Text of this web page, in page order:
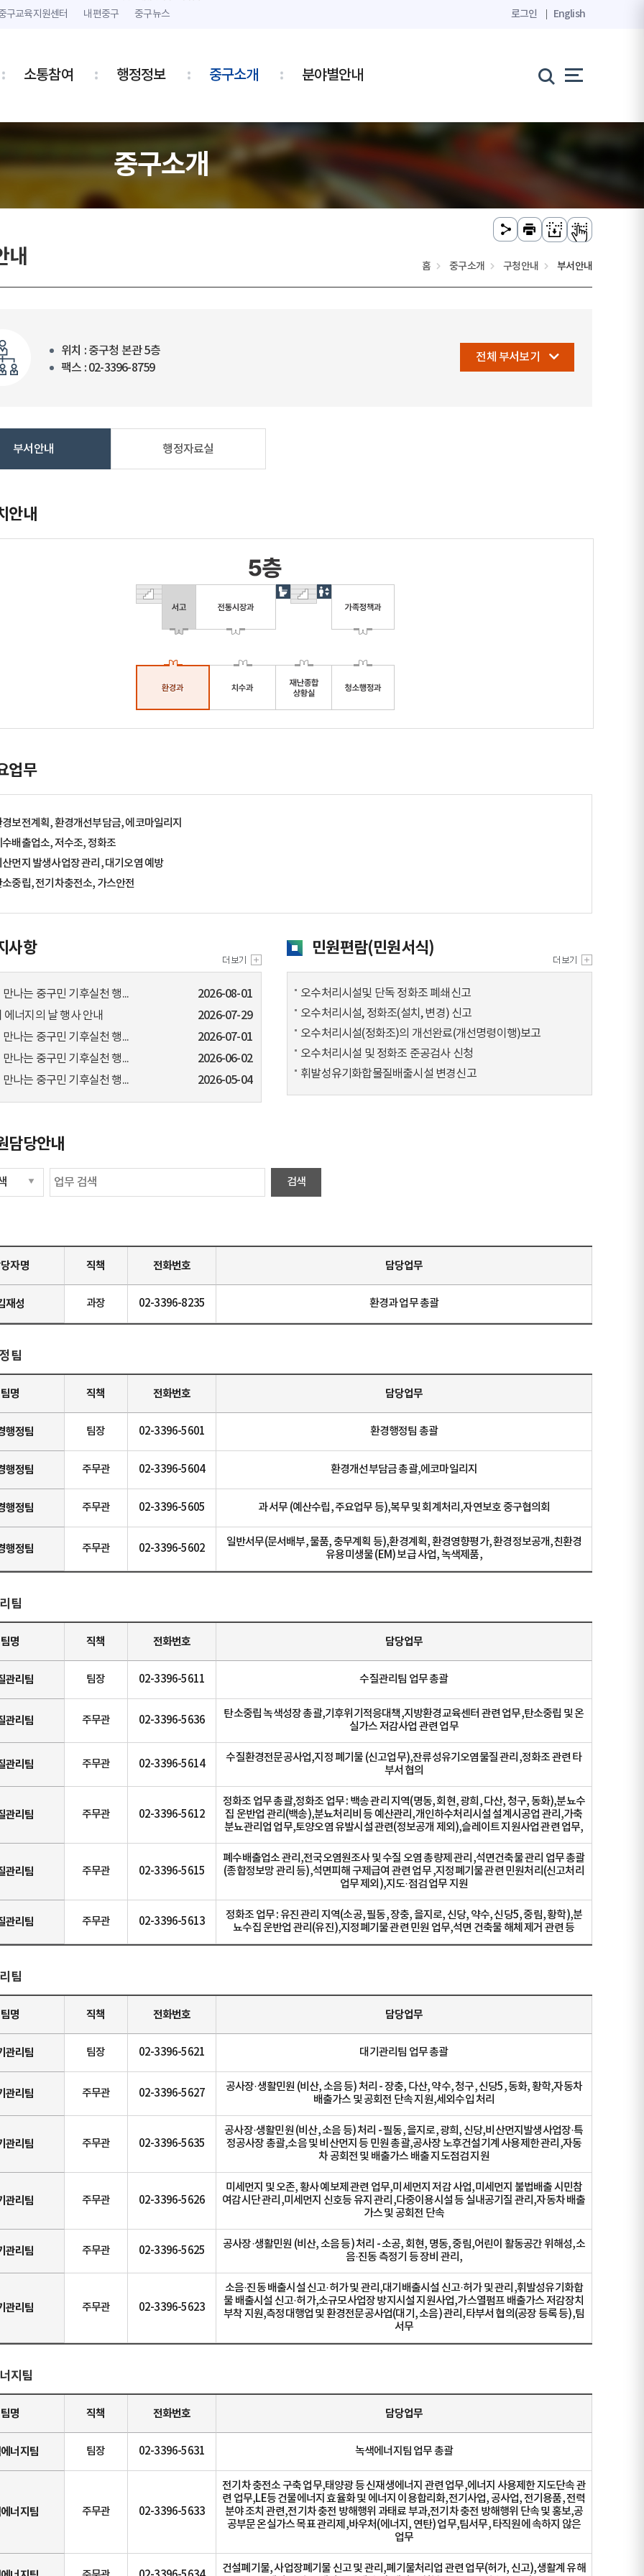
구교육지원센터 내편중구 중구뉴스 로그인 English
소통참여 행정정보 중구소개 분야별안내
중구소개
내 홈 중구소개 구청안내 부서안내
위치 : 중구청 본관 5층
팩스 : 02-3396-8759
전체 부서보기
부서안내 행정자료실
안내
업무
경보전계획, 환경개선부담금, 에코마일리지
수배출업소, 저수조, 정화조
산먼지 발생사업장 관리, 대기오염 예방
소중립, 전기차충전소, 가스안전
사항
나는 중구민 기후실천 행...
2026-08-01
에너지의 날 행사 안내
2026-07-29
나는 중구민 기후실천 행...
2026-07-01
나는 중구민 기후실천 행...
2026-06-02
나는 중구민 기후실천 행...
2026-05-04
민원편람(민원서식)
오수처리시설및 단독 정화조 폐쇄신고
오수처리시설, 정화조(설치, 변경) 신고
오수처리시설(정화조)의 개선완료(개선명령이행)보고
오수처리시설 및 정화조 준공검사 신청
휘발성유기화합물질배출시설 변경신고
담당안내
자명 직책 전화번호 담당업무
재성 과장 02-3396-8235 환경과 업무 총괄
팀
팀명 직책 전화번호 담당업무
행정팀 팀장 02-3396-5601 환경행정팀 총괄
행정팀 주무관 02-3396-5604 환경개선부담금 총괄,에코마일리지
행정팀 주무관 02-3396-5605 과 서무 (예산수립, 주요업무 등),복무 및 회계처리,자연보호 중구협의회
행정팀 주무관 02-3396-5602
일반서무(문서배부, 물품, 충무계획 등),환경계획, 환경영향평가, 환경정보공개,친환경
유용미생물 (EM) 보급 사업, 녹색제품,
팀
팀명 직책 전화번호 담당업무
관리팀 팀장 02-3396-5611 수질관리팀 업무 총괄
관리팀 주무관 02-3396-5636
탄소중립 녹색성장 총괄,기후위기적응대책,지방환경교육센터 관련 업무,탄소중립 및 온
실가스 저감사업 관련 업무
관리팀 주무관 02-3396-5614
수질환경전문공사업,지정 폐기물 (신고업무),잔류성유기오염물질 관리,정화조 관련 타
부서 협의
관리팀 주무관 02-3396-5612
정화조 업무 총괄,정화조 업무 : 백송 관리 지역(명동, 회현, 광희, 다산, 청구, 동화),분뇨수
집 운반업 관리(백송),분뇨처리비 등 예산관리,개인하수처리시설 설계시공업 관리,가축
분뇨관리업 업무,토양오염 유발시설 관련(정보공개 제외),슬레이트 지원사업 관련 업무,
관리팀 주무관 02-3396-5615
폐수배출업소 관리,전국오염원조사 및 수질 오염 총량제 관리,석면건축물 관리 업무 총괄
(종합정보망 관리 등),석면피해 구제급여 관련 업무 ,지정폐기물 관련 민원처리(신고처리
업무 제외),지도·점검 업무 지원
관리팀 주무관 02-3396-5613
정화조 업무 : 유진 관리 지역(소공, 필동, 장충, 을지로, 신당, 약수, 신당5, 중림, 황학),분
뇨수집 운반업 관리(유진),지정폐기물 관련 민원 업무,석면 건축물 해체 제거 관련 등
팀
팀명 직책 전화번호 담당업무
관리팀 팀장 02-3396-5621 대기관리팀 업무 총괄
관리팀 주무관 02-3396-5627
공사장·생활민원 (비산, 소음 등) 처리 - 장충, 다산, 약수, 청구, 신당5, 동화, 황학,자동차
배출가스 및 공회전 단속 지원,세외수입 처리
관리팀 주무관 02-3396-5635
공사장·생활민원 (비산, 소음 등) 처리 - 필동, 을지로, 광희, 신당,비산먼지발생사업장·특
정공사장 총괄,소음 및 비산먼지 등 민원 총괄,공사장 노후건설기계 사용제한 관리,자동
차 공회전 및 배출가스 배출 지도점검 지원
관리팀 주무관 02-3396-5626
미세먼지 및 오존, 황사 예보제 관련 업무,미세먼지 저감 사업,미세먼지 불법배출 시민참
여감시단 관리,미세먼지 신호등 유지 관리,다중이용시설 등 실내공기질 관리,자동차 배출
가스 및 공회전 단속
관리팀 주무관 02-3396-5625
공사장·생활민원 (비산, 소음 등) 처리 - 소공, 회현, 명동, 중림,어린이 활동공간 위해성,소
음·진동 측정기 등 장비 관리,
관리팀 주무관 02-3396-5623
소음·진동 배출시설 신고·허가 및 관리,대기배출시설 신고·허가 및 관리,휘발성유기화합
물 배출시설 신고·허가,소규모사업장 방지시설 지원사업,가스열펌프 배출가스 저감장치
부착 지원,측정대행업 및 환경전문공사업(대기, 소음) 관리,타부서 협의(공장 등록 등),팀
서무
지팀
팀명 직책 전화번호 담당업무
너지팀 팀장 02-3396-5631 녹색에너지팀 업무 총괄
너지팀 주무관 02-3396-5633
전기차 충전소 구축 업무,태양광 등 신재생에너지 관련 업무,에너지 사용제한 지도단속 관
련 업무,LE등 건물에너지 효율화 및 에너지 이용합리화,전기사업, 공사업, 전기용품, 전력
분야 조치 관련,전기차 충전 방해행위 과태료 부과,전기차 충전 방해행위 단속 및 홍보,공
공부문 온실가스 목표 관리제,바우처(에너지, 연탄) 업무,팀서무, 타직원에 속하지 않은
업무
건설폐기물, 사업장폐기물 신고 및 관리,폐기물처리업 관련 업무(허가, 신고),생활계 유해